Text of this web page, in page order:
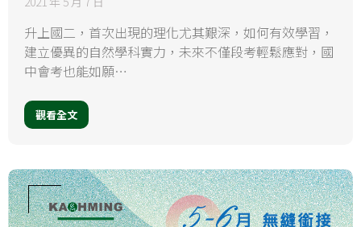
升上國二，首次出現的理化尤其艱深，如何有效學習，
建立優異的自然學科實力，未來不僅段考輕鬆應對，國
中會考也能如願…
觀看全文